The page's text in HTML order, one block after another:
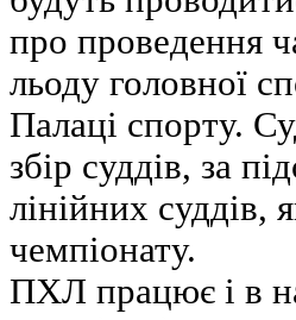
про проведення
льоду головної
Палаці спорту.
збір суддів, за
лінійних суддів,
чемпіонату.
ПХЛ працює і в